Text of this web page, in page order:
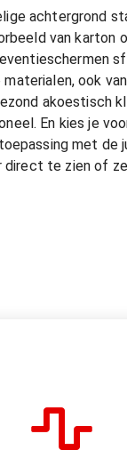
achtergrond
van karton
ook van
akoestisch
En kies je
met de
direct te zien of